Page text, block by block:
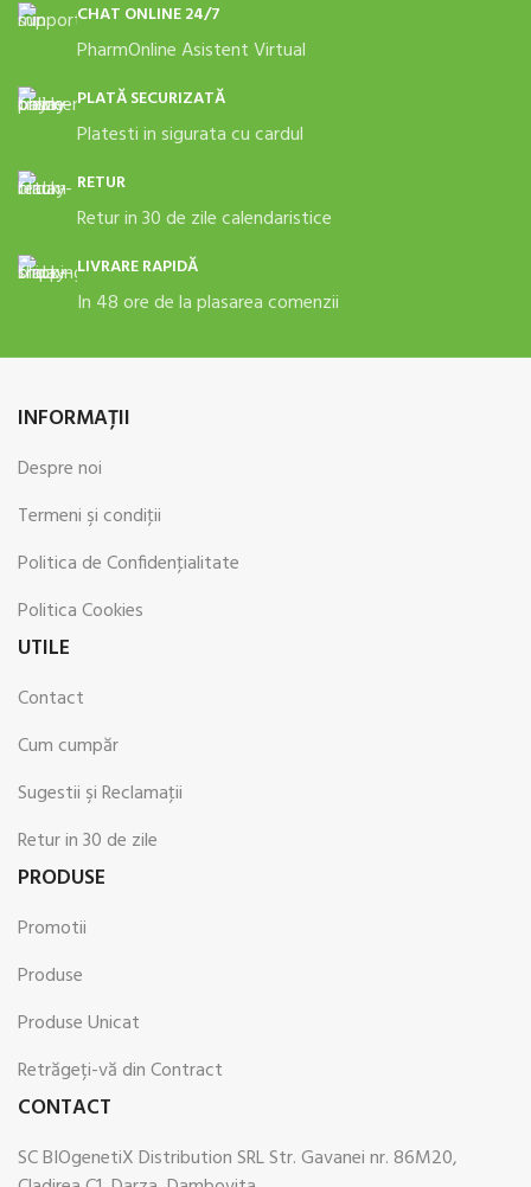
CHAT ONLINE 24/7
PharmOnline Asistent Virtual
PLATĂ SECURIZATĂ
Platesti in sigurata cu cardul
RETUR
Retur in 30 de zile calendaristice
LIVRARE RAPIDĂ
In 48 ore de la plasarea comenzii
INFORMAŢII
Despre noi
Termeni şi condiţii
Politica de Confidenţialitate
Politica Cookies
UTILE
Contact
Cum cumpăr
Sugestii şi Reclamaţii
Retur in 30 de zile
PRODUSE
Promotii
Produse
Produse Unicat
Retrăgeți-vă din Contract
CONTACT
SC BIOgenetiX Distribution SRL Str. Gavanei nr. 86M20,